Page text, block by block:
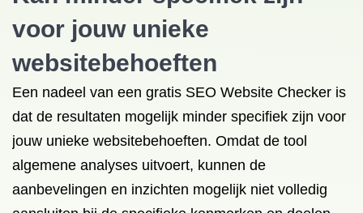
voor jouw unieke
websitebehoeften
Een nadeel van een gratis SEO Website Checker is
dat de resultaten mogelijk minder specifiek zijn voor
jouw unieke websitebehoeften. Omdat de tool
algemene analyses uitvoert, kunnen de
aanbevelingen en inzichten mogelijk niet volledig